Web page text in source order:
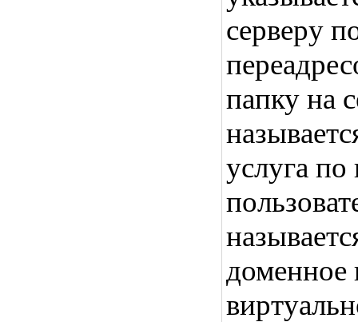
серверу
папку на
услуга